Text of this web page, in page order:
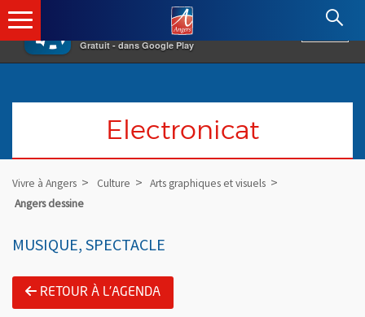
×
Gratuit - dans Google Play
Angers.fr : Retour à l'accueil
Electronicat
Vivre à Angers Culture
Arts graphiques et visuels
Angers dessine
MUSIQUE, SPECTACLE
RETOUR À L'AGENDA